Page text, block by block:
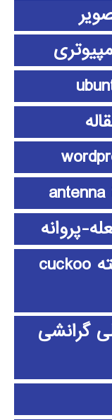
پروانه
الگوریتم جستجوی فاخته cuckoo
گرانشی